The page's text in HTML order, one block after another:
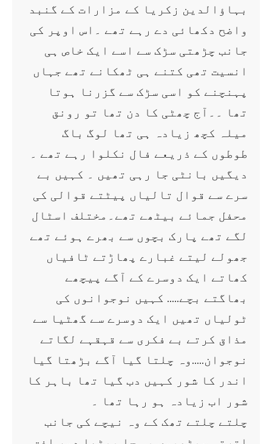
بہاؤالدین زکریا کے مزارات کے گنبد
واضح دکھائی دے رہے تھے ۔اس اوپر کی
جانب چڑھتی سڑک سے اسے ایک خاص ہی
انسیت تھی کتنے ہی ٹھکانے تھے جہاں
پہنچنے کو اسی سڑک سے گزرنا ہوتا
تھا ۔۔آج چھٹی کا دن تھا تو رونق
میلہ کچھ زیادہ ہی تھا لوگ باگ
طوطوں کے ذریعے فال نکلوا رہے تھے ۔
دیگیں بانٹی جا رہی تھیں ۔ کہیں بے
سرے سے قوال تالیاں پیٹتے قوالی کی
محفل جمائے بیٹھے تھے۔مختلف اسٹال
لگے تھے پارک بچوں سے بھرے ہوئے تھے
جھولے لیتے غبارے پھاڑتے ٹافیاں
کھاتے ایک دوسرے کے آگے پیچھے
بھاگتے بچے….. کہیں نوجوانوں کی
ٹولیاں تھیں ایک دوسرے سے گھٹیا سے
مذاق کرتے بے فکری سے قہقہے لگاتے
نوجوان…..وہ چلتا گیا آگے بڑھتا گیا
اندر کا شور کہیں دب گیا تھا باہر کا
شور اب زیادہ ہو رہا تھا ۔
چلتے چلتے تھک کے وہ نیچے کی جانب